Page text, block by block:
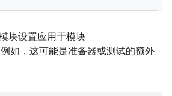
块设置应用于模块
如，这可能是准备器或测试的额外